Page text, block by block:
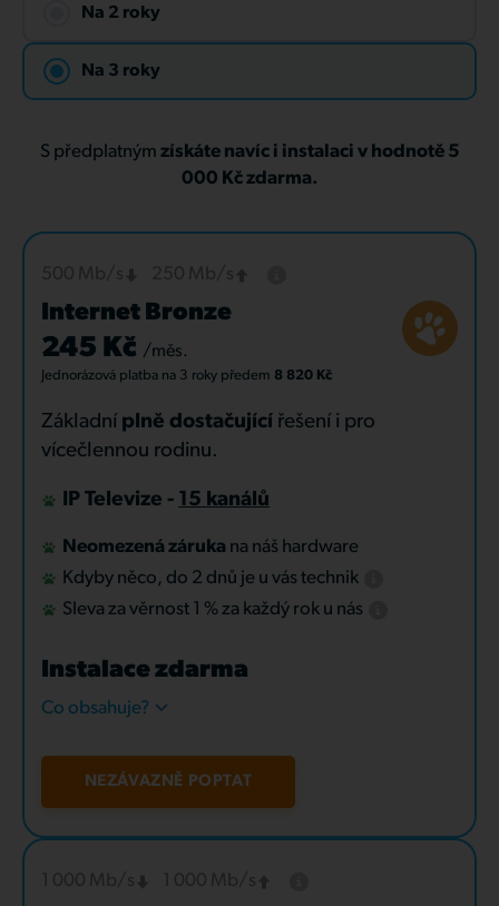
Na 2 roky
Na 3 roky
S předplatným získáte navíc i instalaci v hodnotě 5
000 Kč zdarma.
Internet Bronze
245 Kč /měs.
Jednorázová platba na 3 roky předem 8 820 Kč
Základní plně dostačující řešení i pro
vícečlennou rodinu.
IP Televize - 15 kanálů
Neomezená záruka na náš hardware
Kdyby něco, do 2 dnů je u vás technik
Sleva za věrnost 1 % za každý rok u nás
Instalace zdarma
Co obsahuje?
NEZÁVAZNĚ POPTAT